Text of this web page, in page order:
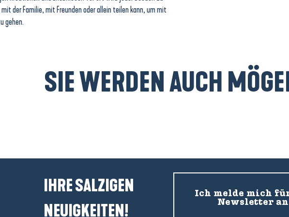
der Familie, mit Freunden oder allein teilen kann, um mit
gehen.
SIE WERDEN AUCH
IHRE SALZIGEN
NEUIGKEITEN!
Ich melde mich
Newsletter an